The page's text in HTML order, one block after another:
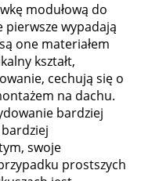
modułową do
wypadają
one materiałem
kształt,
cechują się o
na dachu.
bardziej
swoje
prostszych